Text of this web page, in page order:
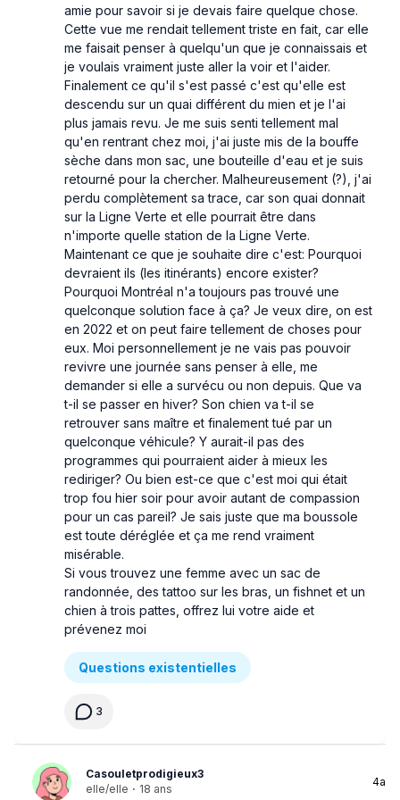
amie pour savoir si je devais faire quelque chose.
Cette vue me rendait tellement triste en fait, car elle
me faisait penser à quelqu'un que je connaissais et
je voulais vraiment juste aller la voir et l'aider.
Finalement ce qu'il s'est passé c'est qu'elle est
descendu sur un quai différent du mien et je l'ai
plus jamais revu. Je me suis senti tellement mal
qu'en rentrant chez moi, j'ai juste mis de la bouffe
sèche dans mon sac, une bouteille d'eau et je suis
retourné pour la chercher. Malheureusement (?), j'ai
perdu complètement sa trace, car son quai donnait
sur la Ligne Verte et elle pourrait être dans
n'importe quelle station de la Ligne Verte.
Maintenant ce que je souhaite dire c'est: Pourquoi
devraient ils (les itinérants) encore exister?
Pourquoi Montréal n'a toujours pas trouvé une
quelconque solution face à ça? Je veux dire, on est
en 2022 et on peut faire tellement de choses pour
eux. Moi personnellement je ne vais pas pouvoir
revivre une journée sans penser à elle, me
demander si elle a survécu ou non depuis. Que va
t-il se passer en hiver? Son chien va t-il se
retrouver sans maître et finalement tué par un
quelconque véhicule? Y aurait-il pas des
programmes qui pourraient aider à mieux les
rediriger? Ou bien est-ce que c'est moi qui était
trop fou hier soir pour avoir autant de compassion
pour un cas pareil? Je sais juste que ma boussole
est toute déréglée et ça me rend vraiment
misérable.
Si vous trouvez une femme avec un sac de
randonnée, des tattoo sur les bras, un fishnet et un
chien à trois pattes, offrez lui votre aide et
prévenez moi
Questions existentielles
3
Casouletprodigieux3
elle/elle · 18 ans
4a